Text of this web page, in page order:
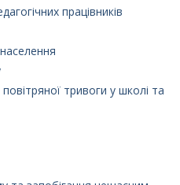
працівників
тривоги у школі та